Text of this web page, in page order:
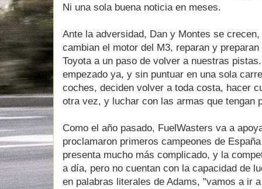
Ni una sola buena noticia en meses.
Ante la adversidad, Dan y Montes se
cambian el motor del M3, reparan y
Toyota a un paso de volver a nuestras
empezado ya, y sin puntuar en una sola
coches, deciden volver a toda costa, hacer
otra vez, y luchar con las armas que tengan
Como el año pasado, FuelWasters va a
proclamaron primeros campeones de
presenta mucho más complicado, y la
a día, pero no cuentan con la capacidad de
en palabras literales de Adams, "vamos a ir